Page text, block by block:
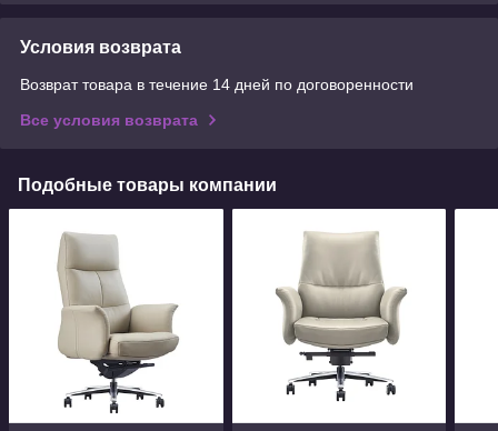
Условия возврата
Возврат товара в течение 14 дней по договоренности
Все условия возврата
Подобные товары компании